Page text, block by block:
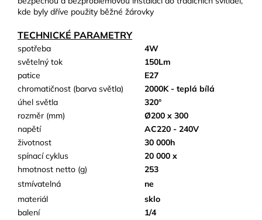
kde byly dříve použity běžné žárovky
TECHNICKÉ PARAMETRY
spotřeba
4W
světelný tok
150Lm
patice
E27
chromatičnost (barva světla)
2000K - teplá bílá
úhel světla
320°
rozměr (mm)
Ø200 x 300
napětí
AC220 - 240V
životnost
30 000h
spínací cyklus
20 000 x
hmotnost netto (g)
253
stmívatelná
ne
materiál
sklo
balení
1/4